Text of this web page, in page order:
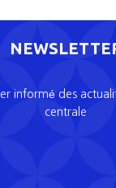
informé des
centrale